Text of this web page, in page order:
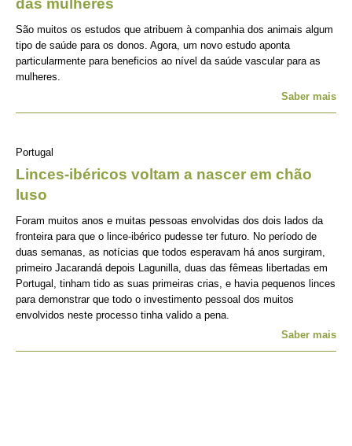
das mulheres
São muitos os estudos que atribuem à companhia dos animais algum
tipo de saúde para os donos. Agora, um novo estudo aponta
particularmente para beneficios ao nível da saúde vascular para as
mulheres.
Saber mais
Portugal
Linces-ibéricos voltam a nascer em chão
luso
Foram muitos anos e muitas pessoas envolvidas dos dois lados da
fronteira para que o lince-ibérico pudesse ter futuro. No período de
duas semanas, as notícias que todos esperavam há anos surgiram,
primeiro Jacarandá depois Lagunilla, duas das fêmeas libertadas em
Portugal, tinham tido as suas primeiras crias, e havia pequenos linces
para demonstrar que todo o investimento pessoal dos muitos
envolvidos neste processo tinha valido a pena.
Saber mais